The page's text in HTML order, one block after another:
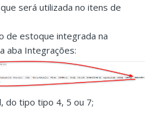
será utilizada no itens de
de estoque integrada na
aba Integrações:
do tipo tipo 4, 5 ou 7;